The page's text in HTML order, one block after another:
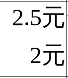
2.5元
2元